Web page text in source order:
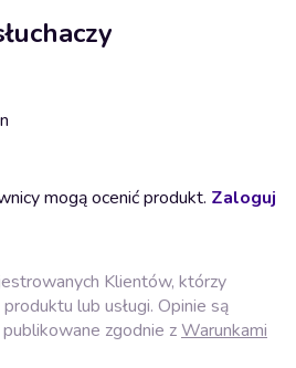
mogą ocenić produkt. Zaloguj
Klientów, którzy
lub usługi. Opinie są
zgodnie zWarunkami